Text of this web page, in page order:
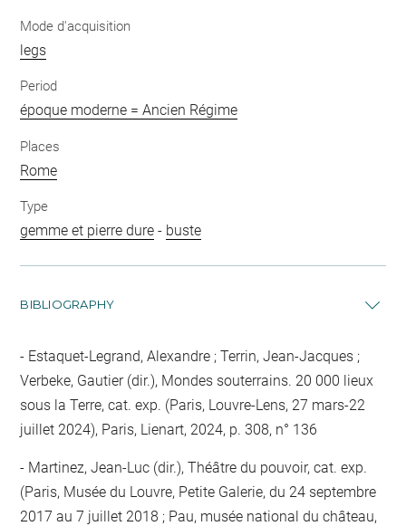
Mode d'acquisition
legs
Period
époque moderne = Ancien Régime
Places
Rome
Type
gemme et pierre dure - buste
BIBLIOGRAPHY
Estaquet-Legrand, Alexandre ; Terrin, Jean-Jacques ;
Verbeke, Gautier (dir.), Mondes souterrains. 20 000 lieux
sous la Terre, cat. exp. (Paris, Louvre-Lens, 27 mars-22
juillet 2024), Paris, Lienart, 2024, p. 308, n° 136
Martinez, Jean-Luc (dir.), Théâtre du pouvoir, cat. exp.
(Paris, Musée du Louvre, Petite Galerie, du 24 septembre
2017 au 7 juillet 2018 ; Pau, musée national du château,